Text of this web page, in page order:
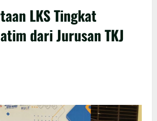
LKS Tingkat
dari Jurusan TKJ